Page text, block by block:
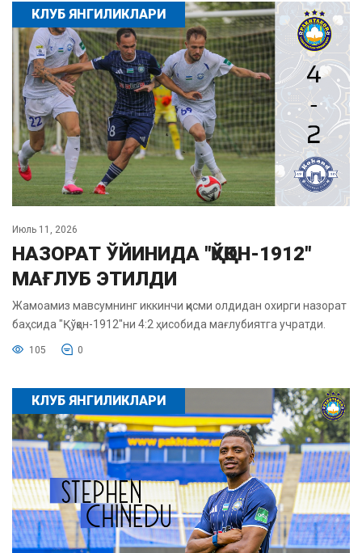
КЛУБ ЯНГИЛИКЛАРИ
Июль 11, 2026
НАЗОРАТ ЎЙИНИДА "ҚЎҚОН-1912"
МАҒЛУБ ЭТИЛДИ
Жамоамиз мавсумнинг иккинчи қисми олдидан охирги назорат
баҳсида "Қўқон-1912"ни 4:2 ҳисобида мағлубиятга учратди.
105 0
КЛУБ ЯНГИЛИКЛАРИ